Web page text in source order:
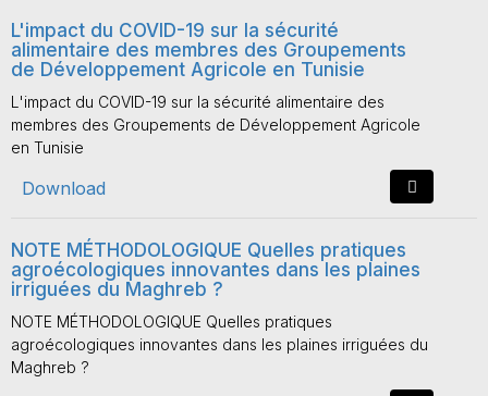
L'impact du COVID-19 sur la sécurité
alimentaire des membres des Groupements
de Développement Agricole en Tunisie
L'impact du COVID-19 sur la sécurité alimentaire des
membres des Groupements de Développement Agricole
en Tunisie
Download
NOTE MÉTHODOLOGIQUE Quelles pratiques
agroécologiques innovantes dans les plaines
irriguées du Maghreb ?
NOTE MÉTHODOLOGIQUE Quelles pratiques
agroécologiques innovantes dans les plaines irriguées du
Maghreb ?